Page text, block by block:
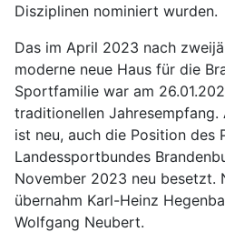
Disziplinen nominiert wurden.
Das im April 2023 nach
moderne neue Haus für die
Sportfamilie war am
traditionellen Jahresempfang.
ist neu, auch die Position des
Landessportbundes
November 2023 neu besetzt.
übernahm Karl-Heinz
Wolfgang Neubert.